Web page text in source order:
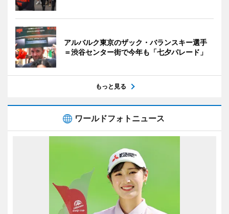
アルバルク東京のザック・バランスキー選手
＝渋谷センター街で今年も「七夕パレード」
もっと見る
ワールドフォトニュース